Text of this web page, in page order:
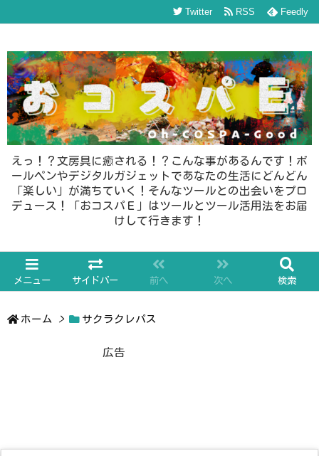
えっ！？文房具に癒される！？こんな事があるんです！ボ
ールペンやデジタルガジェットであなたの生活にどんどん
「楽しい」が満ちていく！そんなツールとの出会いをプロ
デュース！「おコスパＥ」はツールとツール活用法をお届
けして行きます！
メニュー サイドバー 前へ 次へ 検索
Twitter RSS Feedly
ホーム > サクラクレパス
広告